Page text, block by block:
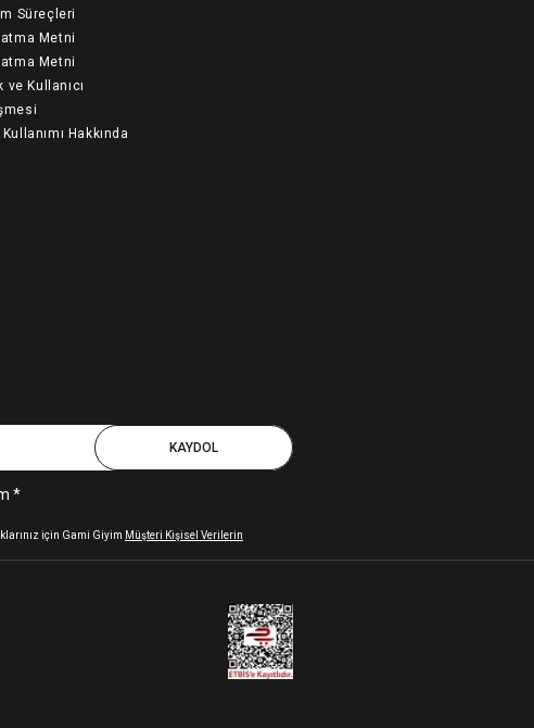
Süreçleri
Metni
Metni
ve Kullanıcı
Hakkında
KAYDOL
*
için Gami Giyim Müşteri Kişisel Verilerin